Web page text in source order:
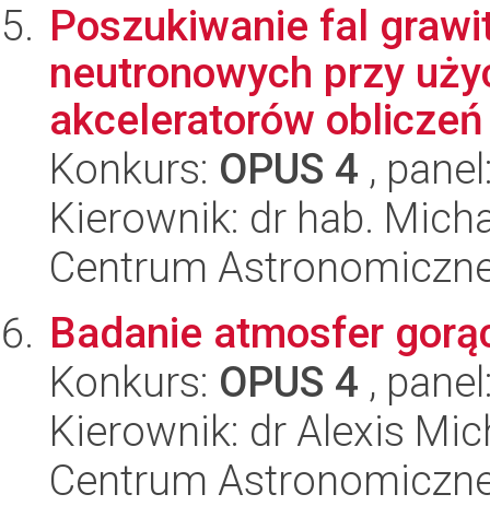
Poszukiwanie fal
neutronowych przy
akceleratorów obliczeń
Konkurs: OPUS 4 ,
Kierownik: dr hab.
Centrum
Badanie atmosfer
Konkurs: OPUS 4 ,
Kierownik: dr Alexis
Centrum